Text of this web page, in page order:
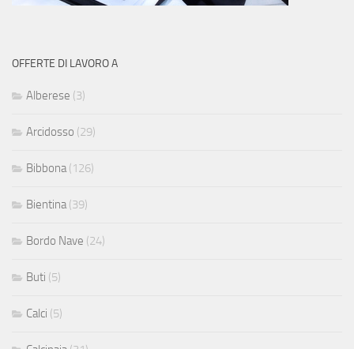
OFFERTE DI LAVORO A
Alberese (3)
Arcidosso (29)
Bibbona (126)
Bientina (39)
Bordo Nave (24)
Buti (5)
Calci (5)